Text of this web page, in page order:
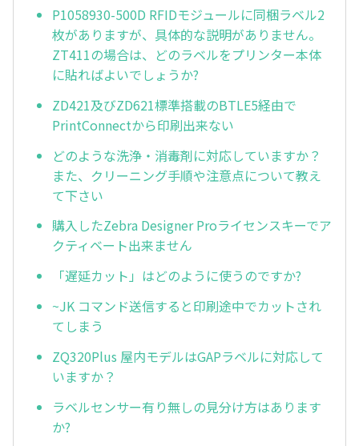
P1058930-500D RFIDモジュールに同梱ラベル2
枚がありますが、具体的な説明がありません。
ZT411の場合は、どのラベルをプリンター本体
に貼ればよいでしょうか?
ZD421及びZD621標準搭載のBTLE5経由で
PrintConnectから印刷出来ない
どのような洗浄・消毒剤に対応していますか？
また、クリーニング手順や注意点について教え
て下さい
購入したZebra Designer Proライセンスキーでア
クティベート出来ません
「遅延カット」はどのように使うのですか?
~JK コマンド送信すると印刷途中でカットされ
てしまう
ZQ320Plus 屋内モデルはGAPラベルに対応して
いますか？
ラベルセンサー有り無しの見分け方はあります
か?